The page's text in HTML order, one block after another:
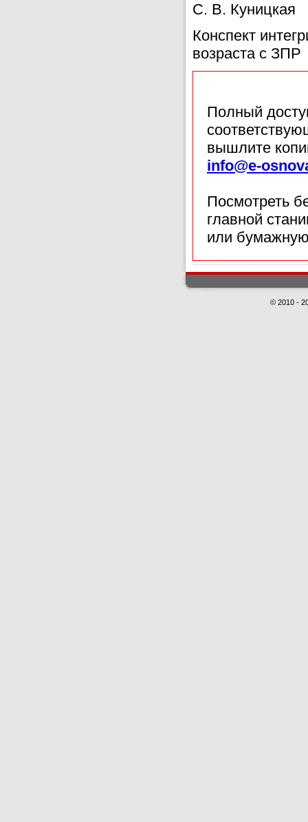
С. В. Куницкая
Конспект
возраста с ЗПР
Полный
вышлите
info@e-
Посмотреть
главной
или
© 2010 -